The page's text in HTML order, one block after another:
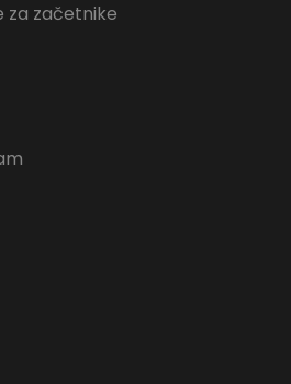
za začetnike